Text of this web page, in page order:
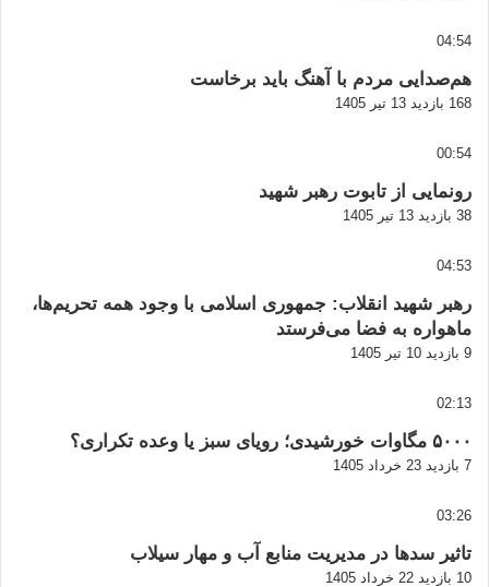
04:54
هم‌صدایی مردم با آهنگ باید برخاست
168 بازدید 13 تیر 1405
00:54
رونمایی از تابوت رهبر شهید
38 بازدید 13 تیر 1405
04:53
رهبر شهید انقلاب: جمهوری اسلامی با وجود همه تحریم‌ها،
ماهواره به فضا می‌فرستد
9 بازدید 10 تیر 1405
02:13
۵۰۰۰ مگاوات خورشیدی؛ رویای سبز یا وعده تکراری؟
7 بازدید 23 خرداد 1405
03:26
تاثیر سدها در مدیریت منابع آب و مهار سیلاب
10 بازدید 22 خرداد 1405